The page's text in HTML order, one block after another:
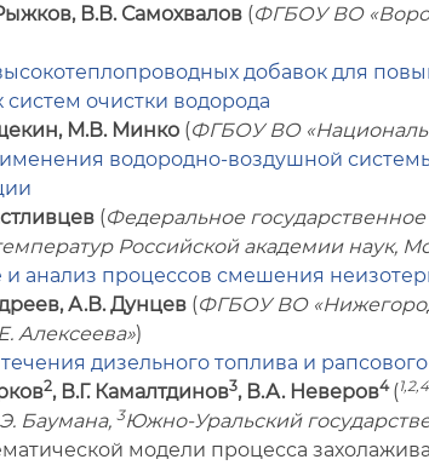
В.В. Самохвалов(ФГБОУ ВО
добавок для
очистки водорода
М.В. Минко (ФГБОУ ВО
водородно-воздушной
(Федеральное
Российской академии наук,
анализ процессов смешения
А.В. Дунцев(ФГБОУ ВО
Алексеева»)
дизельного топлива и
2, В.Г. Камалтдинов3, В.А. Неверов4 (1,2,4
Баумана, 3Южно-Уральский
модели процесса